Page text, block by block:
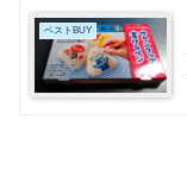
ベストBUY